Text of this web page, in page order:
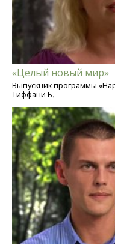
«Целый новый мир»
Выпускник программы
Тиффани Б.